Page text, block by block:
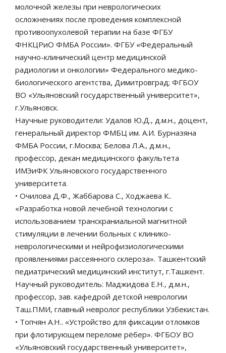
молочной железы при неврологических
осложнениях после проведения комплексной
противоопухолевой терапии на базе ФГБУ
ФНКЦРиО ФМБА России». ФГБУ «Федеральный
научно-клинический центр медицинской
радиологии и онкологии» Федерального медико-
биологического агентства, Димитровград; ФГБОУ
ВО «Ульяновский государственный университет»,
г.Ульяновск.
Научные руководители: Удалов Ю.Д., д.м.н., доцент,
генеральный директор ФМБЦ им. А.И. Бурназяна
ФМБА России, г.Москва; Белова Л.А., д.м.н.,
профессор, декан медицинского факультета
ИМЭиФК Ульяновского государственного
университета.
• Очилова Д.Ф., Жаббарова С., Ходжаева К..
«Разработка новой лечебной технологии с
использованием транскраниальной магнитной
стимуляции в лечении больных с клинико-
неврологическими и нейрофизиологическими
проявлениями рассеянного склероза». Ташкентский
педиатрический медицинский институт, г.Ташкент.
Научный руководитель: Маджидова Е.Н., д.м.н.,
профессор, зав. кафедрой детской неврологии
Таш.ПМИ, главный невролог республики Узбекистан.
• Топчян А.Н.. «Устройство для фиксации отломков
при флотирующем переломе рёбер». ФГБОУ ВО
«Ульяновский государственный университет»,